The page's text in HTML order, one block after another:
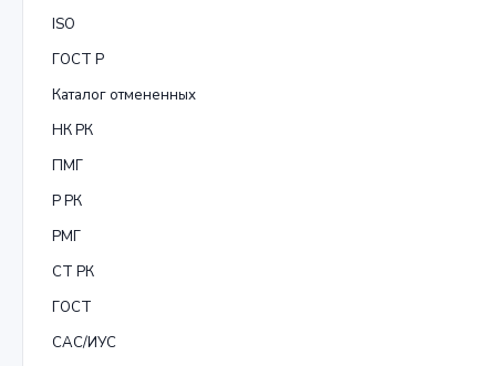
ISO
ГОСТ Р
Каталог отмененных
НК РК
ПМГ
Р РК
РМГ
СТ РК
ГОСТ
САС/ИУС